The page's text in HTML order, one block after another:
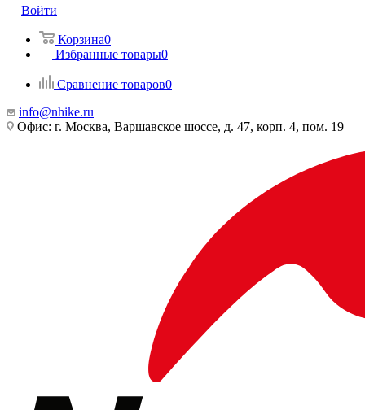
Войти
Корзина0
Избранные товары0
Сравнение товаров0
info@nhike.ru
Офис: г. Москва, Варшавское шоссе, д. 47, корп. 4, пом. 19